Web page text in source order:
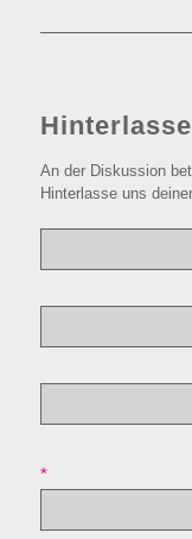
An der Diskussion
Hinterlasse uns
*